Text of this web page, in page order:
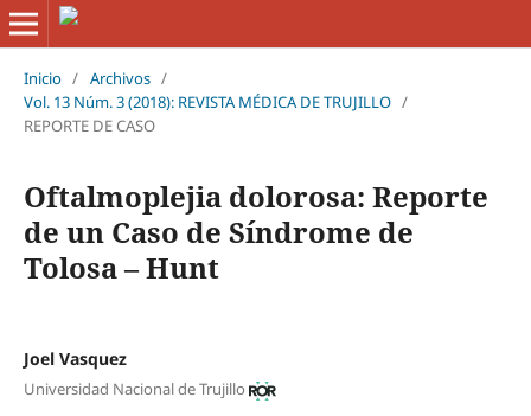
Inicio / Archivos /
Vol. 13 Núm. 3 (2018): REVISTA MÉDICA DE TRUJILLO /
REPORTE DE CASO
Oftalmoplejia dolorosa: Reporte
de un Caso de Síndrome de
Tolosa – Hunt
Joel Vasquez
Universidad Nacional de Trujillo